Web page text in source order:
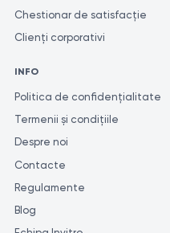
Chestionar de satisfacție
Clienți corporativi
INFO
Politica de confidențialitate
Termenii și condițiile
Despre noi
Contacte
Regulamente
Blog